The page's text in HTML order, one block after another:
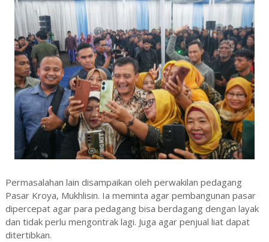
Permasalahan lain disampaikan oleh perwakilan pedagang
Pasar Kroya, Mukhlisin. Ia meminta agar pembangunan pasar
dipercepat agar para pedagang bisa berdagang dengan layak
dan tidak perlu mengontrak lagi. Juga agar penjual liat dapat
ditertibkan.